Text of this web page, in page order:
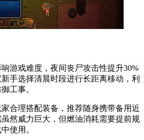
游戏难度，夜间丧尸攻击性提升30%
手选择清晨时段进行长距离移动，利
工事。
合理搭配装备，推荐随身携带备用近
然威力巨大，但燃油消耗需要提前规
使用。